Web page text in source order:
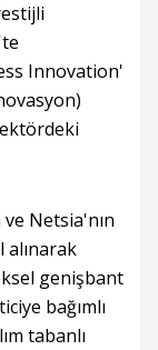
Innovation'
Netsia'nın
alınarak
genişbant
bağımlı
tabanlı